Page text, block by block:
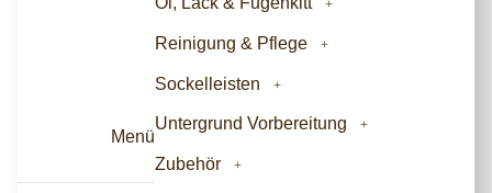
Menü
Reinigung & Pflege
Sockelleisten
Untergrund Vorbereitung
Zubehör